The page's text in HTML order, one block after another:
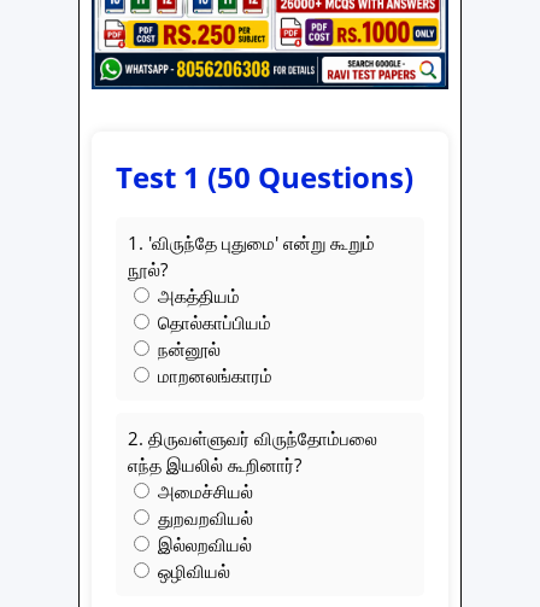
Test 1 (50 Questions)
1. 'விருந்தே புதுமை' என்று கூறும்
நூல்?
அகத்தியம்
தொல்காப்பியம்
நன்னூல்
மாறனலங்காரம்
2. திருவள்ளுவர் விருந்தோம்பலை
எந்த இயலில் கூறினார்?
அமைச்சியல்
துறவறவியல்
இல்லறவியல்
ஒழிவியல்